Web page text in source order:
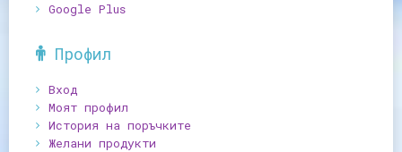
Google Plus
Профил
Вход
Моят профил
История на поръчките
Желани продукти